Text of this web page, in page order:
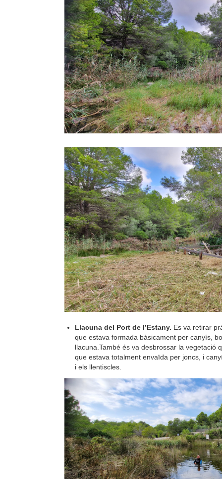
Llacuna del Port de l’Estany. Es va retirar
que estava formada bàsicament per canyís,
llacuna.També és va desbrossar la vegetació
que estava totalment envaïda per joncs, i
i els llentiscles.